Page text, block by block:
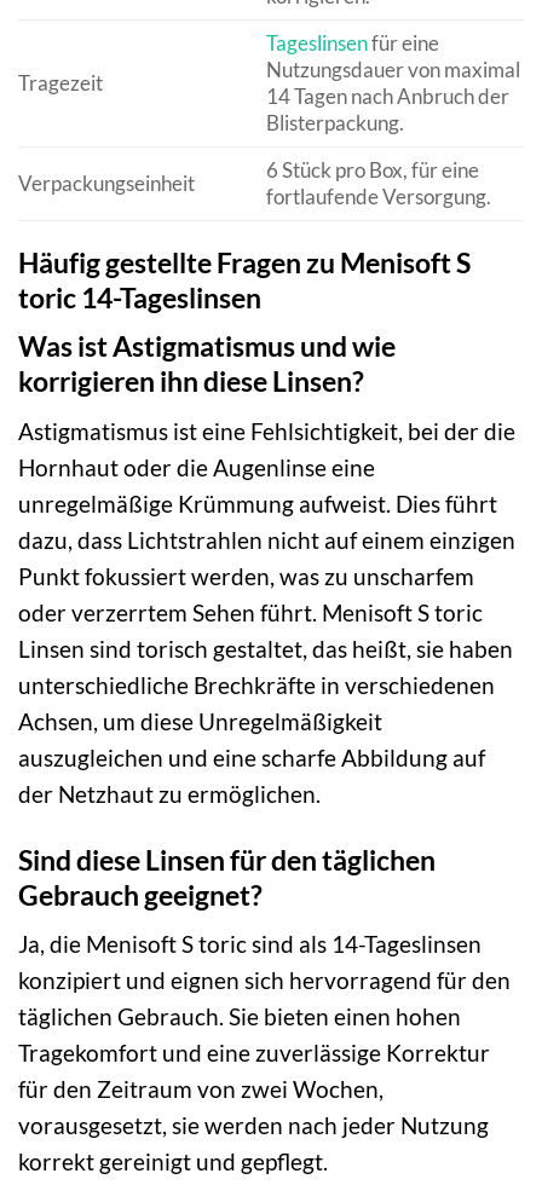
Tragezeit
Tageslinsenfür eine
Nutzungsdauer von maximal
14 Tagen nach Anbruch der
Blisterpackung.
Verpackungseinheit
6 Stück pro Box, für eine
fortlaufende Versorgung.
Häufig gestellte Fragen zu Menisoft S
toric 14-Tageslinsen
Was ist Astigmatismus und wie
korrigieren ihn diese Linsen?
Astigmatismus ist eine Fehlsichtigkeit, bei der die
Hornhaut oder die Augenlinse eine
unregelmäßige Krümmung aufweist. Dies führt
dazu, dass Lichtstrahlen nicht auf einem einzigen
Punkt fokussiert werden, was zu unscharfem
oder verzerrtem Sehen führt. Menisoft S toric
Linsen sind torisch gestaltet, das heißt, sie haben
unterschiedliche Brechkräfte in verschiedenen
Achsen, um diese Unregelmäßigkeit
auszugleichen und eine scharfe Abbildung auf
der Netzhaut zu ermöglichen.
Sind diese Linsen für den täglichen
Gebrauch geeignet?
Ja, die Menisoft S toric sind als 14-Tageslinsen
konzipiert und eignen sich hervorragend für den
täglichen Gebrauch. Sie bieten einen hohen
Tragekomfort und eine zuverlässige Korrektur
für den Zeitraum von zwei Wochen,
vorausgesetzt, sie werden nach jeder Nutzung
korrekt gereinigt und gepflegt.